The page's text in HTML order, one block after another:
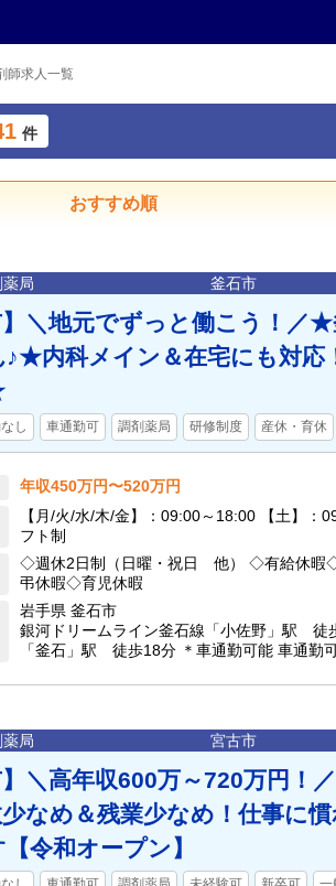
師求人一覧
件
おすすめ順
局 釜石市
】＼地元でずっと働こう！／
♪★内科メイン＆在宅にも対応
し 車通勤可 調剤薬局 研修制度 産休・育休
年収450万円〜520万円
【月/火/水/木/金】：09:00～18:00 【土】：
フト制
◇週休2日制（日曜・祝日 他） ◇有給休暇
弔休暇◇育児休暇
岩手県 釜石市
銀河ドリームライン釜石線「小佐野」駅 徒
「釜石」駅 徒歩18分 ＊車通勤可能 車通勤
局 宮古市
】＼高年収600万～720万円
なめ＆残業少なめ！仕事に
【令和オープン】